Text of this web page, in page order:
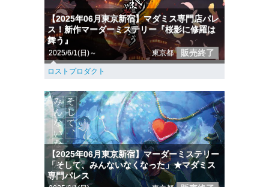
【2025年06月東京新宿】マダミス専門店パレ
ス！新作マーダーミステリー『桜影に修羅は
舞う』
2025/6/1(日)～ 東京都 販売終了
ロストプロダクト
【2025年06月東京新宿】マーダーミステリー
「そして、みんないなくなった」★マダミス
専門パレス